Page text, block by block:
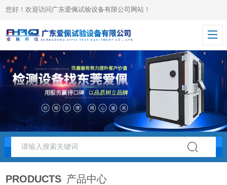
您好！欢迎访问广东爱佩试验设备有限公司网站！
PRODUCTS 产品中心